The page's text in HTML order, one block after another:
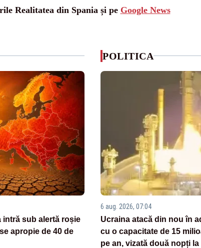
Realitatea din Spania și pe Google News
intră sub alertă roșie
apropie de 40 de
POLITICA
6 aug. 2026, 07:04
Ucraina atacă din nou în
cu o capacitate de 15
pe an, vizată două nopți la